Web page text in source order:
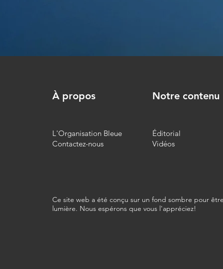
À propos Notre contenu
L'Organisation Bleue
Contactez-nous
Éditorial
Vidéos
Ce site web a été conçu sur un fond sombre pour
lumière. Nous espérons que vous l'appréciez!